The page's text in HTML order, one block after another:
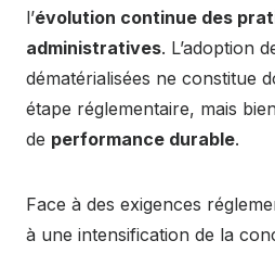
l’évolution continue des
administratives. L’adoption
dématérialisées ne constitue
étape réglementaire, mais
de performance durable.
Face à des exigences
à une intensification de la